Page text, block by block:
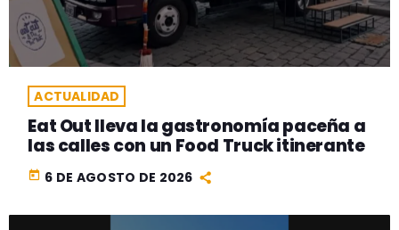
ACTUALIDAD
Eat Out lleva la gastronomía paceña a
las calles con un Food Truck itinerante
today 6 DE AGOSTO DE 2026